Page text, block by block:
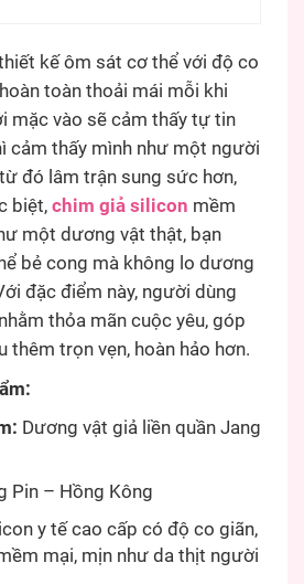
kế ôm sát cơ thể với độ co
toàn thoải mái mỗi khi
mặc vào sẽ cảm thấy tự tin
cảm thấy mình như một người
đó lâm trận sung sức hơn,
biệt, chim giả silicon mềm
một dương vật thật, bạn
bẻ cong mà không lo dương
đặc điểm này, người dùng
thỏa mãn cuộc yêu, góp
thêm trọn vẹn, hoàn hảo hơn.
Dương vật giả liền quần Jang
Pin – Hồng Kông
y tế cao cấp có độ co giãn,
mại, mịn như da thịt người